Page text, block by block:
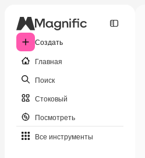
Создать
Главная
Поиск
Стоковый
Посмотреть
Все инструменты